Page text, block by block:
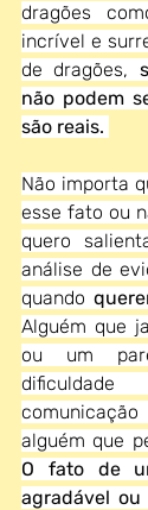
dragões
incrível e
de dragões,
não podem
são reais.
Não importa
esse fato ou
quero
análise de
quando
Alguém que
ou um
O fato de
agradável